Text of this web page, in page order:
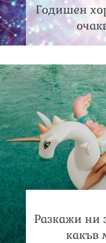
Годишен
Разкажи ни
какъв